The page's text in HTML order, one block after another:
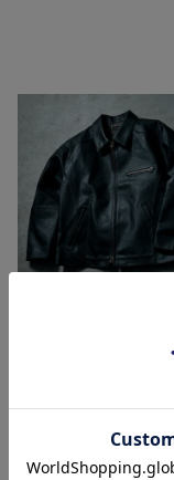
BARNEYS NEW YORK